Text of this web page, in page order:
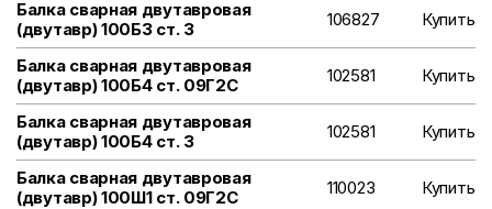
Балка сварная двутавровая
(двутавр) 100Б3 ст. 3
106827 Купить
Балка сварная двутавровая
(двутавр) 100Б4 ст. 09Г2С
102581 Купить
Балка сварная двутавровая
(двутавр) 100Б4 ст. 3
102581 Купить
Балка сварная двутавровая
(двутавр) 100Ш1 ст. 09Г2С
110023 Купить